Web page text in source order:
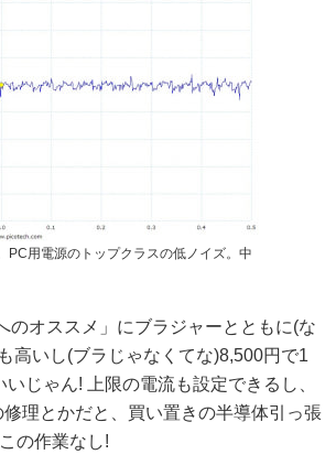
PC用電源のトップクラスの低ノイズ。中
のオススメ」にブラジャーとともに(な
高いし(ブラじゃなくてな)8,500円で1
じゃん! 上限の電流も設定できるし、
理とかだと、買い置きの半導体引っ張
の作業なし!